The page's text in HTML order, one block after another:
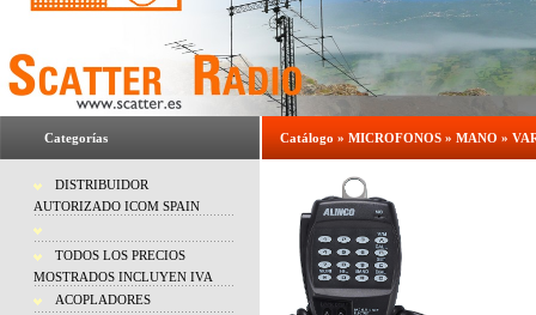
Categorías
DISTRIBUIDOR
AUTORIZADO ICOM SPAIN
TODOS LOS PRECIOS
MOSTRADOS INCLUYEN IVA
ACOPLADORES
Catálogo » MICROFONOS » MANO »